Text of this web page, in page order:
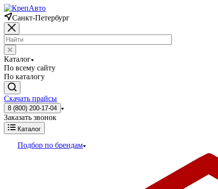
Санкт-Петербург
Каталог
По всему сайту
По каталогу
Скачать прайсы
8 (800) 200-17-04
Заказать звонок
Каталог
Подбор по брендам